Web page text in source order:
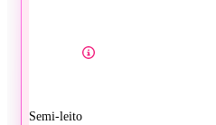
Semi-leito